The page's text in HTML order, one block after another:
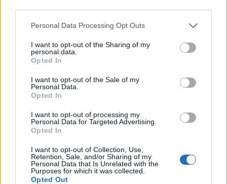
Personal Data Processing Opt Outs
I want to opt-out of the Sharing of my
personal data.
Opted In
I want to opt-out of the Sale of my
Personal Data.
Opted In
I want to opt-out of processing my
Personal Data for Targeted Advertising.
Opted In
I want to opt-out of Collection, Use,
Retention, Sale, and/or Sharing of my
Personal Data that Is Unrelated with the
Purposes for which it was collected.
Opted Out